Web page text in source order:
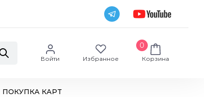
Войти Избранное
0
Корзина
ПОКУПКА КАРТ